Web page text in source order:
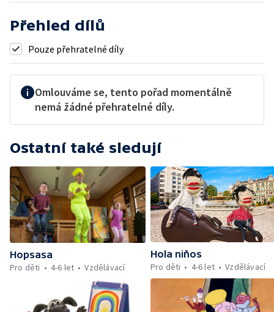
Přehled dílů
Pouze přehratelné díly
Omlouváme se, tento pořad momentálně
nemá žádné přehratelné díly.
Ostatní také sledují
Hopsasa
Pro děti
4-6 let Vzdělávací
Hola niňos
Pro děti
4-6 let Vzdělávací